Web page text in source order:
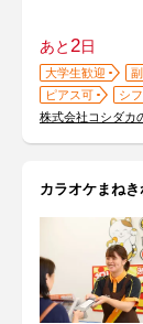
あと2日
大学生歓迎
ピアス可
シ
株式会社コシダカ
カラオケまね